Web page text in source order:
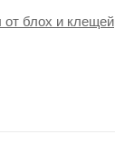
блох и клещей